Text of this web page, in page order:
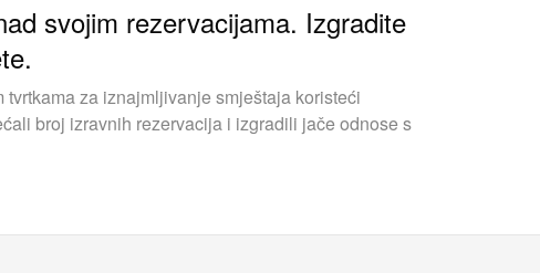
svojim rezervacijama. Izgradite
za iznajmljivanje smještaja koristeći
broj izravnih rezervacija i izgradili jače odnose s